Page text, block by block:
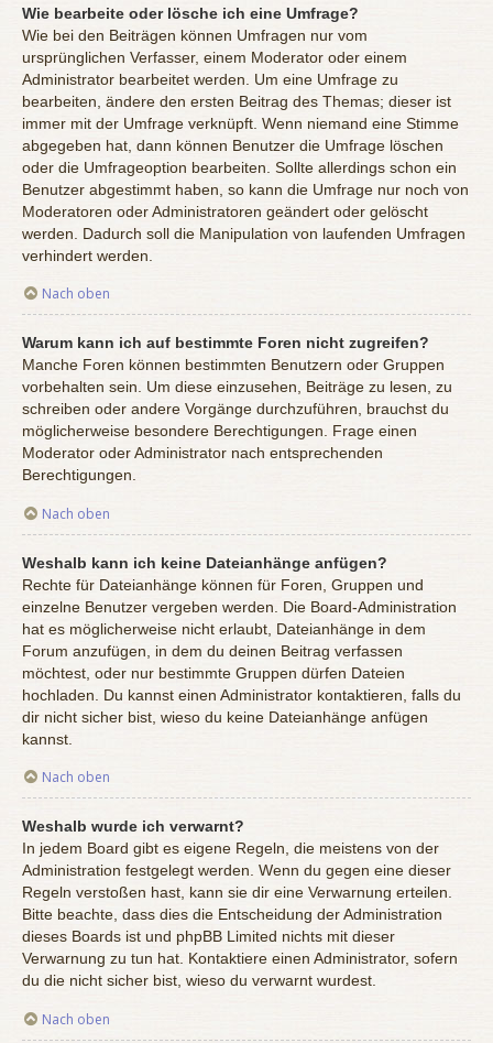
Wie bearbeite oder lösche ich eine Umfrage?
Wie bei den Beiträgen können Umfragen nur vom
ursprünglichen Verfasser, einem Moderator oder einem
Administrator bearbeitet werden. Um eine Umfrage zu
bearbeiten, ändere den ersten Beitrag des Themas; dieser ist
immer mit der Umfrage verknüpft. Wenn niemand eine Stimme
abgegeben hat, dann können Benutzer die Umfrage löschen
oder die Umfrageoption bearbeiten. Sollte allerdings schon ein
Benutzer abgestimmt haben, so kann die Umfrage nur noch von
Moderatoren oder Administratoren geändert oder gelöscht
werden. Dadurch soll die Manipulation von laufenden Umfragen
verhindert werden.
Nach oben
Warum kann ich auf bestimmte Foren nicht zugreifen?
Manche Foren können bestimmten Benutzern oder Gruppen
vorbehalten sein. Um diese einzusehen, Beiträge zu lesen, zu
schreiben oder andere Vorgänge durchzuführen, brauchst du
möglicherweise besondere Berechtigungen. Frage einen
Moderator oder Administrator nach entsprechenden
Berechtigungen.
Nach oben
Weshalb kann ich keine Dateianhänge anfügen?
Rechte für Dateianhänge können für Foren, Gruppen und
einzelne Benutzer vergeben werden. Die Board-Administration
hat es möglicherweise nicht erlaubt, Dateianhänge in dem
Forum anzufügen, in dem du deinen Beitrag verfassen
möchtest, oder nur bestimmte Gruppen dürfen Dateien
hochladen. Du kannst einen Administrator kontaktieren, falls du
dir nicht sicher bist, wieso du keine Dateianhänge anfügen
kannst.
Nach oben
Weshalb wurde ich verwarnt?
In jedem Board gibt es eigene Regeln, die meistens von der
Administration festgelegt werden. Wenn du gegen eine dieser
Regeln verstoßen hast, kann sie dir eine Verwarnung erteilen.
Bitte beachte, dass dies die Entscheidung der Administration
dieses Boards ist und phpBB Limited nichts mit dieser
Verwarnung zu tun hat. Kontaktiere einen Administrator, sofern
du die nicht sicher bist, wieso du verwarnt wurdest.
Nach oben